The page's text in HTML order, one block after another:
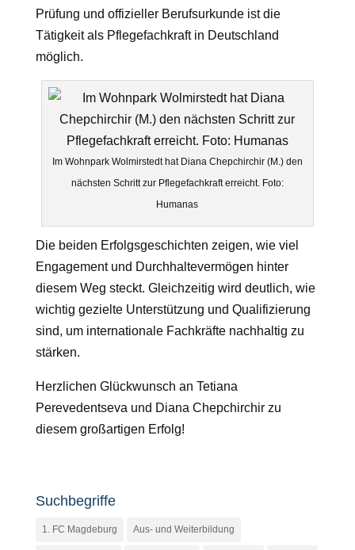
Prüfung und offizieller Berufsurkunde ist die
Tätigkeit als Pflegefachkraft in Deutschland
möglich.
Im Wohnpark Wolmirstedt hat Diana Chepchirchir (M.) den
nächsten Schritt zur Pflegefachkraft erreicht. Foto:
Humanas
Die beiden Erfolgsgeschichten zeigen, wie viel
Engagement und Durchhaltevermögen hinter
diesem Weg steckt. Gleichzeitig wird deutlich, wie
wichtig gezielte Unterstützung und Qualifizierung
sind, um internationale Fachkräfte nachhaltig zu
stärken.
Herzlichen Glückwunsch an Tetiana
Perevedentseva und Diana Chepchirchir zu
diesem großartigen Erfolg!
Suchbegriffe
1. FC Magdeburg Aus- und Weiterbildung